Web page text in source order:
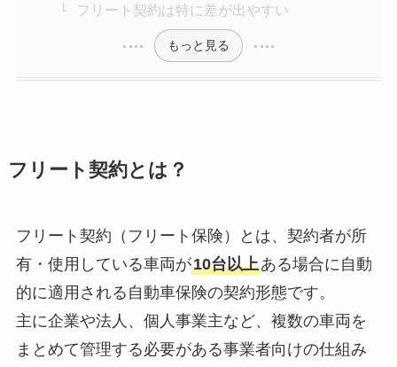
フリート契約は特に差が出やすい
もっと見る
フリート契約とは？
フリート契約（フリート保険）とは、契約者が所
有・使用している車両が10台以上ある場合に自動
的に適用される自動車保険の契約形態です。
主に企業や法人、個人事業主など、複数の車両を
まとめて管理する必要がある事業者向けの仕組み